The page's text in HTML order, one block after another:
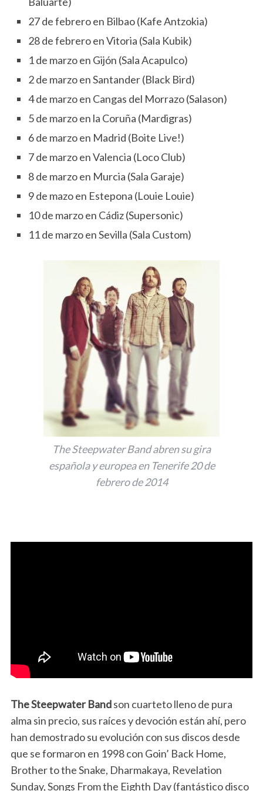
27 de febrero en Bilbao (Kafe Antzokia)
28 de febrero en Vitoria (Sala Kubik)
1 de marzo en Gijón (Sala Acapulco)
2 de marzo en Santander (Black Bird)
4 de marzo en Cangas del Morrazo (Salason)
5 de marzo en la Coruña (Mardigras)
6 de marzo en Madrid (Boite Live!)
7 de marzo en Valencia (Loco Club)
8 de marzo en Murcia (Sala Garaje)
9 de mazo en Estepona (Louie Louie)
10 de marzo en Cádiz (Supersonic)
11 de marzo en Sevilla (Sala Custom)
The Steepwater Band abren su gira
española y europea en Tenerife 20 de
febrero de 2014
The Steepwater Bandson cuarteto lleno de pura
alma sin precio, sus raíces y devoción están ahí, pero
han demostrado su evolución con sus discos desde
que se formaron en 1998 con Goin’ Back Home,
Brother to the Snake, Dharmakaya, Revelation
Sunday, Songs From the Eighth Day (fantástico disco